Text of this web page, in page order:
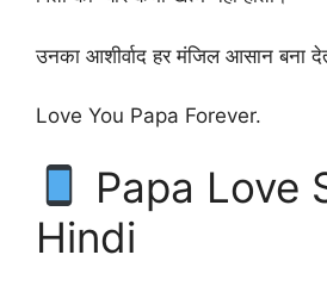
उनका आशीर्वाद हर मंजिल आसान बना
Love You Papa Forever.
Papa Love
Hindi